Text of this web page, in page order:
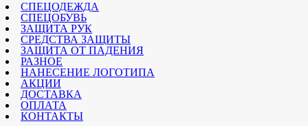
СПЕЦОДЕЖДА
СПЕЦОБУВЬ
ЗАЩИТА РУК
СРЕДСТВА ЗАЩИТЫ
ЗАЩИТА ОТ ПАДЕНИЯ
РАЗНОЕ
НАНЕСЕНИЕ ЛОГОТИПА
АКЦИИ
ДОСТАВКА
ОПЛАТА
КОНТАКТЫ